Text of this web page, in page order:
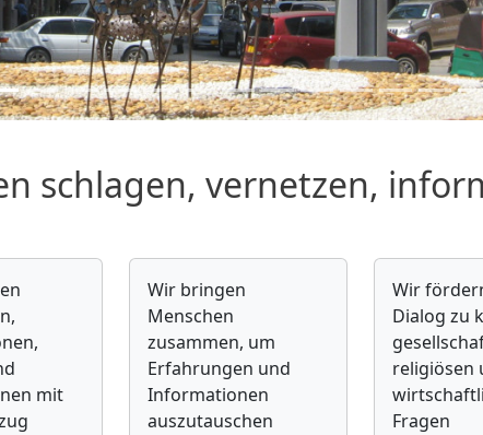
schlagen, vernetzen,
mit
Wir bringen
Menschen
zusammen, um
Erfahrungen und
Informationen
auszutauschen
Wir
Dialog zu
religiösen
Fragen